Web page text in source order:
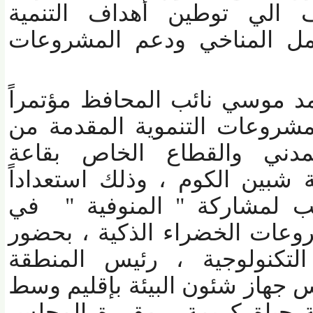
توطين أهداف التنمية
المناخي ودعم المشروعات
موسي نائب المحافظ مؤتمراً
التنموية المقدمة من
والقطاع الخاص بقاعة
الكوم ، وذلك استعداداً
لمشاركة " المنوفية " في
الخضراء الذكية ، بحضور
، رئيس المنطقة
شئون البيئة بإقليم وسط